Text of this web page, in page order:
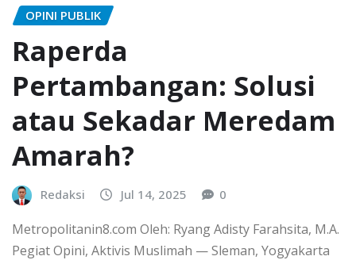
OPINI PUBLIK
Raperda
Pertambangan: Solusi
atau Sekadar Meredam
Amarah?
Redaksi Jul 14, 2025 0
Metropolitanin8.com Oleh: Ryang Adisty Farahsita, M.A.
Pegiat Opini, Aktivis Muslimah — Sleman, Yogyakarta